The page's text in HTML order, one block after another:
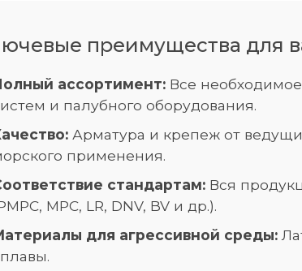
преимущества для
ассортимент:Все
и палубного оборудования.
Арматура и крепеж от
применения.
стандартам:Вся
МРС, LR, DNV, BV и др.).
для агрессивной среды: